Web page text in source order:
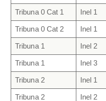
Tribuna 0 Cat 1 Inel 1
Tribuna 0 Cat 2 Inel 1
Tribuna 1 Inel 2
Tribuna 1 Inel 3
Tribuna 2 Inel 1
Tribuna 2 Inel 2